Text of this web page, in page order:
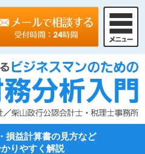
損益計算書の見方など
りやすく解説